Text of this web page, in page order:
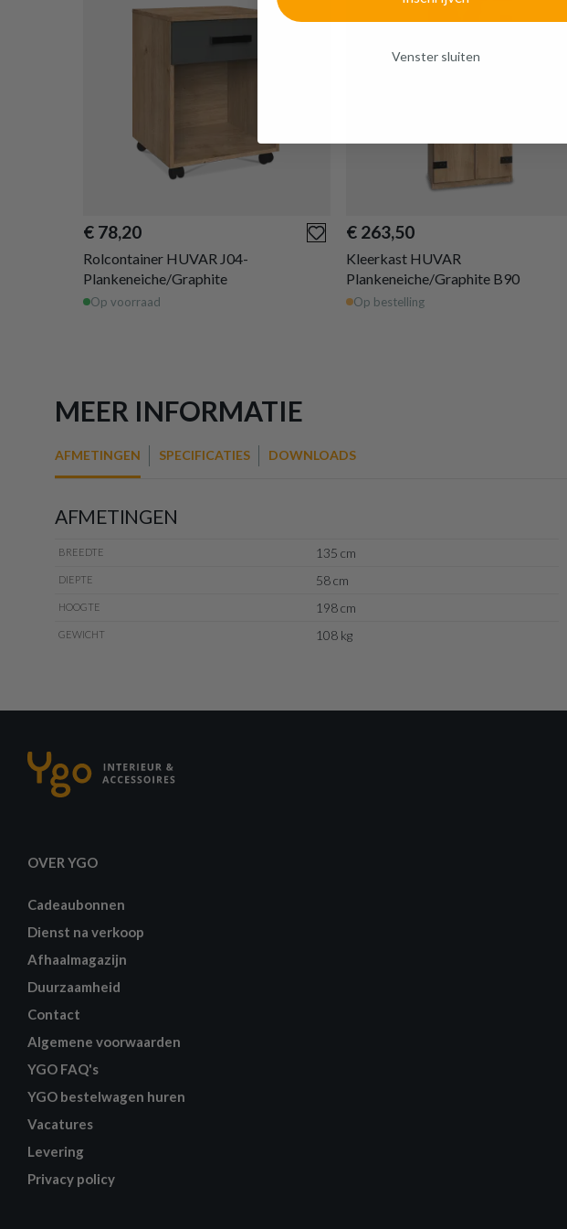
€ 78,20
Rolcontainer HUVAR J04-
Plankeneiche/Graphite
Op voorraad
€ 263,50
Kleerkast HUVAR
Plankeneiche/Graphite B90
Op bestelling
MEER INFORMATIE
AFMETINGEN SPECIFICATIES DOWNLOADS
AFMETINGEN
BREEDTE 135 cm
DIEPTE 58 cm
HOOGTE 198 cm
GEWICHT 108 kg
OVER YGO
Cadeaubonnen
Dienst na verkoop
Afhaalmagazijn
Duurzaamheid
Contact
Algemene voorwaarden
YGO FAQ's
YGO bestelwagen huren
Vacatures
Levering
Privacy policy
Venster sluiten